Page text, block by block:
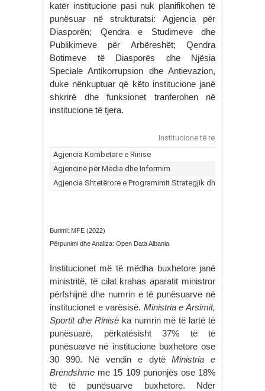
katër institucione pasi nuk planifikohen të
punësuar në strukturatsi: Agjencia për
Diasporën; Qendra e Studimeve dhe
Publikimeve për Arbëreshët; Qendra
Botimeve të Diasporës dhe Njësia
Speciale Antikorrupsion dhe Antievazion,
duke nënkuptuar që këto institucione janë
shkrirë dhe funksionet tranferohen në
institucione të tjera.
Burimi: MFE (2022)
Përpunimi dhe Analiza: Open Data Albania
Institucionet më të mëdha buxhetore janë
ministritë, të cilat krahas aparatit ministror
përfshijnë dhe numrin e të punësuarve në
institucionet e varësisë. Ministria e Arsimit,
Sportit dhe Rinisëka numrin më të lartë të
punësuarë, përkatësisht 37% të të
punësuarve në institucione buxhetore ose
30 990. Në vendin e dytëMinistria e
Brendshme me 15 109 punonjës ose 18%
të të punësuarve buxhetore. Ndër